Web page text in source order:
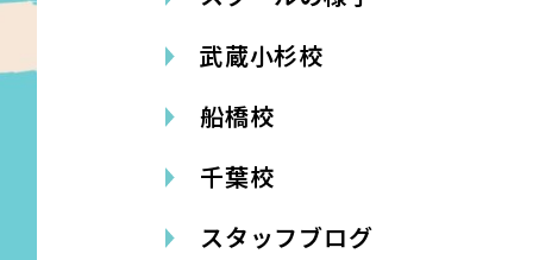
武蔵小杉校
船橋校
千葉校
スタッフブログ